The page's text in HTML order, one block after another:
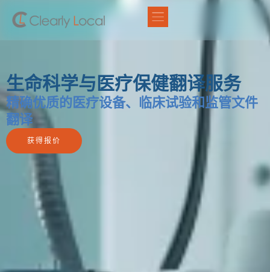
生命科学与医疗保健翻译服务
精确优质的医疗设备、临床试验和监管文件
翻译
获得报价